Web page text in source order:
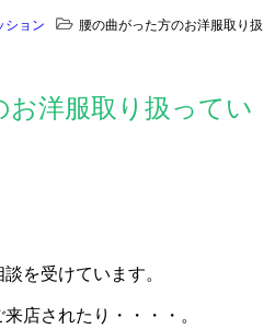
ション
腰の曲がった方のお洋服取り扱
お洋服取り扱ってい
を受けています。
店されたり・・・・。